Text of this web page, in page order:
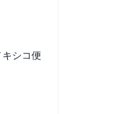
シコ便